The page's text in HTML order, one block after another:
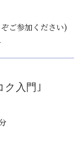
ご参加ください)
ク入門｣